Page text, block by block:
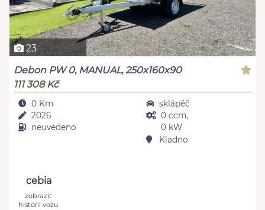
23
Debon PW 0, MANUAL, 250x160x90
111 308 Kč
0 Km
2026
neuvedeno
sklápěč
0 ccm,
0 kW
Kladno
cebia
zobrazit
historii vozu